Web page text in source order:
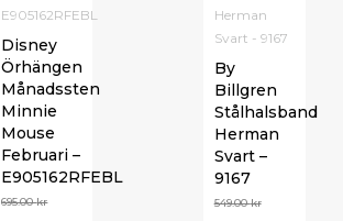
Herman
Svart - 9167
By
Billgren
Stålhalsband
Herman
Svart –
9167
549.00kr
E905162RFEBL
Disney
Örhängen
Månadssten
Minnie
Mouse
Februari –
E905162RFEBL
695.00kr